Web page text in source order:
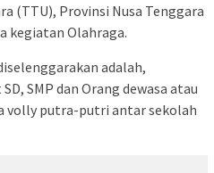
(TTU), Provinsi Nusa Tenggara
kegiatan Olahraga.
adalah,
SMP dan Orang dewasa atau
volly putra-putri antar sekolah